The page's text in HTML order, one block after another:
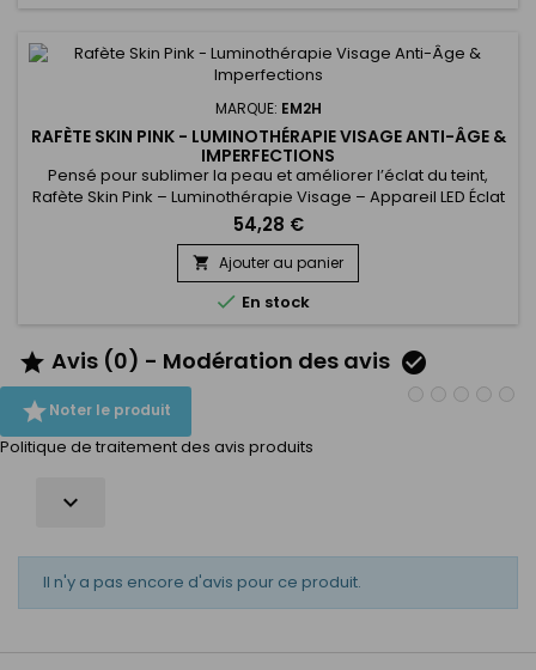
MARQUE: EM2H
RAFÈTE SKIN PINK - LUMINOTHÉRAPIE VISAGE ANTI-ÂGE &
IMPERFECTIONS
Pensé pour sublimer la peau et améliorer l’éclat du teint,
Rafète Skin Pink – Luminothérapie Visage – Appareil LED Éclat
& Teint Lumineux associe technologie LED et soin esthétique
non invasif. La luminothérapie stimule la microcirculation
cutanée, favorise le renouvellement cellulaire et aide à lisser
la texture de la peau. Utilisé régulièrement, ce...
54,28 €
 Ajouter au panier
 En stock
 Avis (0) - Modération des avis 
Noter le produit
Politique de traitement des avis produits

Il n'y a pas encore d'avis pour ce produit.